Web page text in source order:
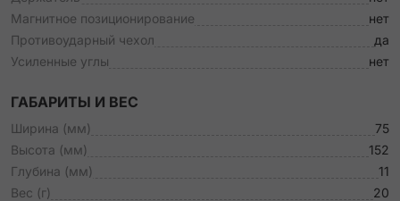
Магнитное позиционирование
нет
Противоударный чехол
да
Усиленные углы
нет
ГАБАРИТЫ И ВЕС
Ширина (мм)
75
Высота (мм)
152
Глубина (мм)
11
Вес (г)
20